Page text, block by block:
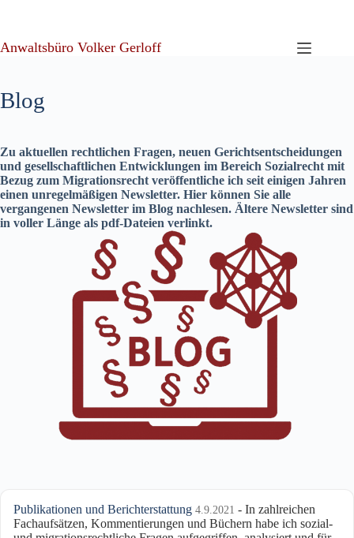
Anwaltsbüro Volker Gerloff
Blog
Zu aktuellen rechtlichen Fragen, neuen Gerichtsentscheidungen
und gesellschaftlichen Entwicklungen im Bereich Sozialrecht mit
Bezug zum Migrationsrecht veröffentliche ich seit einigen Jahren
einen unregelmäßigen Newsletter. Hier können Sie alle
vergangenen Newsletter im Blog nachlesen. Ältere Newsletter sind
in voller Länge als pdf-Dateien verlinkt.
Publikationen und Berichterstattung 4.9.2021 - In zahlreichen
Fachaufsätzen, Kommentierungen und Büchern habe ich sozial-